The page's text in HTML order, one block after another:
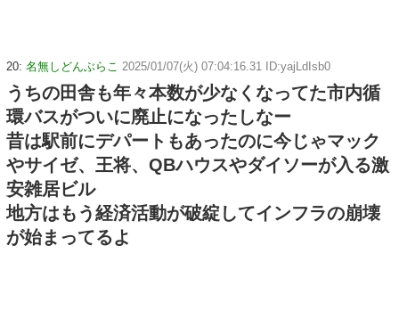
20: 名無しどんぶらこ 2025/01/07(火) 07:04:16.31 ID:yajLdIsb0
うちの田舎も年々本数が少なくなってた市内循
環バスがついに廃止になったしなー
昔は駅前にデパートもあったのに今じゃマック
やサイゼ、王将、QBハウスやダイソーが入る激
安雑居ビル
地方はもう経済活動が破綻してインフラの崩壊
が始まってるよ